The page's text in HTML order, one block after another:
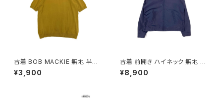
古着 BOB MACKIE 無地 半袖
ニット マスタード 黄 (ttu25090
76)
¥3,900
古着 前開き ハイネック 無地 長
袖 アウター ライトジャケット 紺
(ttu2509089)
¥8,900